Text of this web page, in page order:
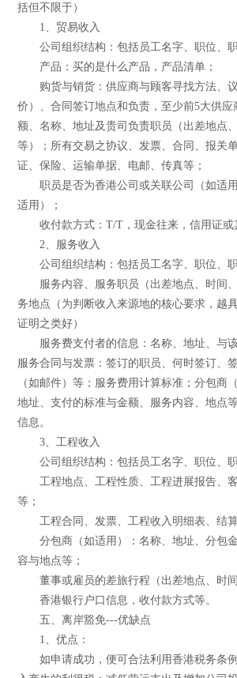
括但不限于）
1、贸易收入
公司组织结构：包括员工名字、职位、职
产品：买的是什么产品，产品清单；
购货与销货：供应商与顾客寻找方法、
价）、合同签订地点和负责，至少前5大供应
额、名称、地址及贵司负责职员（出差地点
等）；所有交易之协议、发票、合同、报关
证、保险、运输单据、电邮、传真等；
职员是否为香港公司或关联公司（如适
适用）；
收付款方式：T/T，现金往来，信用证或
2、服务收入
公司组织结构：包括员工名字、职位、职
服务内容、服务职员（出差地点、时间
务地点（为判断收入来源地的核心要求，越
证明之类好）
服务费支付者的信息：名称、地址、与该
服务合同与发票：签订的职员、何时签订、
（如邮件）等；服务费用计算标准；分包商
地址、支付的标准与金额、服务内容、地点
信息。
3、工程收入
公司组织结构：包括员工名字、职位、职
工程地点、工程性质、工程进展报告、
等；
工程合同、发票、工程收入明细表、结算
分包商（如适用）：名称、地址、分包
容与地点等；
董事或雇员的差旅行程（出差地点、时间
香港银行户口信息，收付款方式等。
五、离岸豁免---优缺点
1、优点：
如申请成功，便可合法利用香港税务条